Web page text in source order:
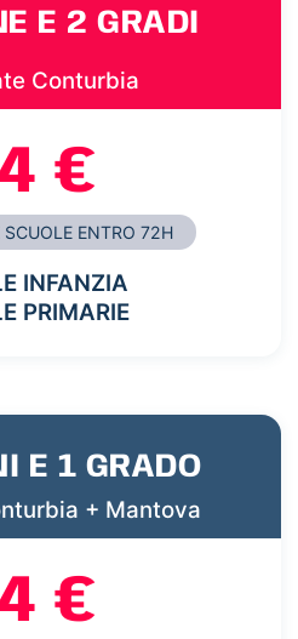
E 2 GRADI
Conturbia
€
ENTRO 72H
INFANZIA
PRIMARIE
E 1 GRADO
+ Mantova
€